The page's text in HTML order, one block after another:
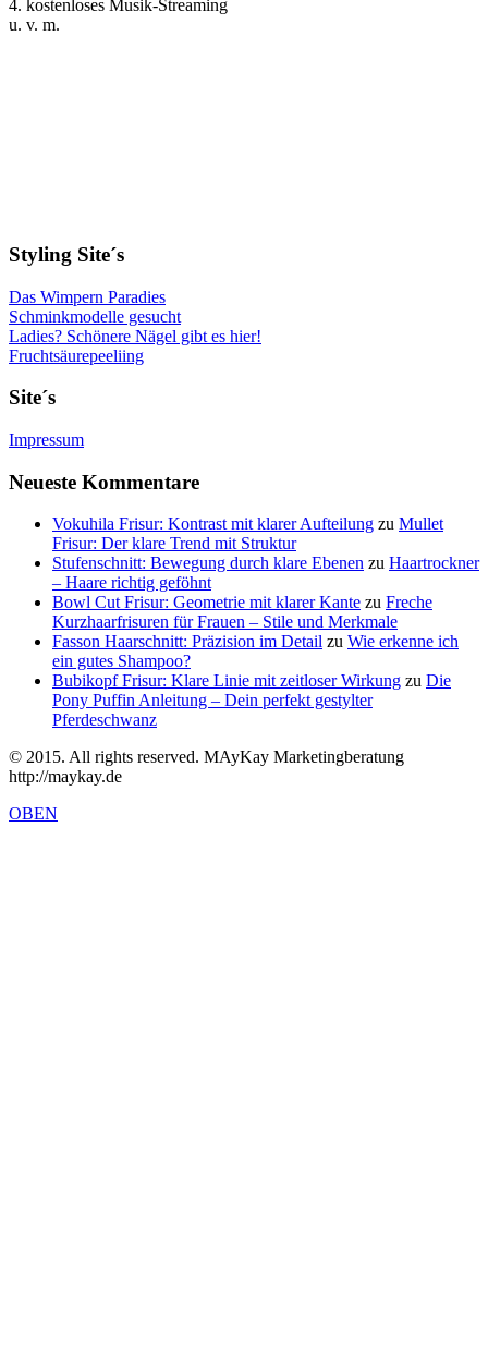
4. kostenloses Musik-Streaming
u. v. m.
Styling Site´s
Das Wimpern Paradies
Schminkmodelle gesucht
Ladies? Schönere Nägel gibt es hier!
Fruchtsäurepeeliing
Site´s
Impressum
Neueste Kommentare
Vokuhila Frisur: Kontrast mit klarer Aufteilung zu Mullet
Frisur: Der klare Trend mit Struktur
Stufenschnitt: Bewegung durch klare Ebenen zu Haartrockner
– Haare richtig geföhnt
Bowl Cut Frisur: Geometrie mit klarer Kante zu Freche
Kurzhaarfrisuren für Frauen – Stile und Merkmale
Fasson Haarschnitt: Präzision im Detail zu Wie erkenne ich
ein gutes Shampoo?
Bubikopf Frisur: Klare Linie mit zeitloser Wirkung zu Die
Pony Puffin Anleitung – Dein perfekt gestylter
Pferdeschwanz
© 2015. All rights reserved. MAyKay Marketingberatung
http://maykay.de
OBEN